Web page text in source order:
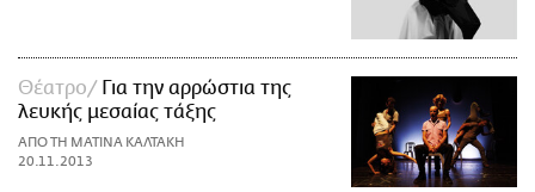
Θέατρο
Για την αρρώστια της
λευκής μεσαίας τάξης
ΑΠΟ ΤΗ ΜΑΤΙΝΑ ΚΑΛΤΑΚΗ
20.11.2013